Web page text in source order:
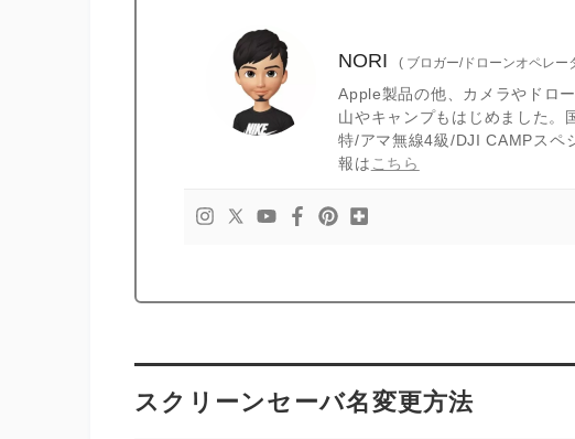
NORI ( ブロガー/ドローンオペレー
Apple製品の他、カメラやドロ
山やキャンプもはじめました。
特/アマ無線4級/DJI CAMPスペ
報は こちら
スクリーンセーバ名変更方法